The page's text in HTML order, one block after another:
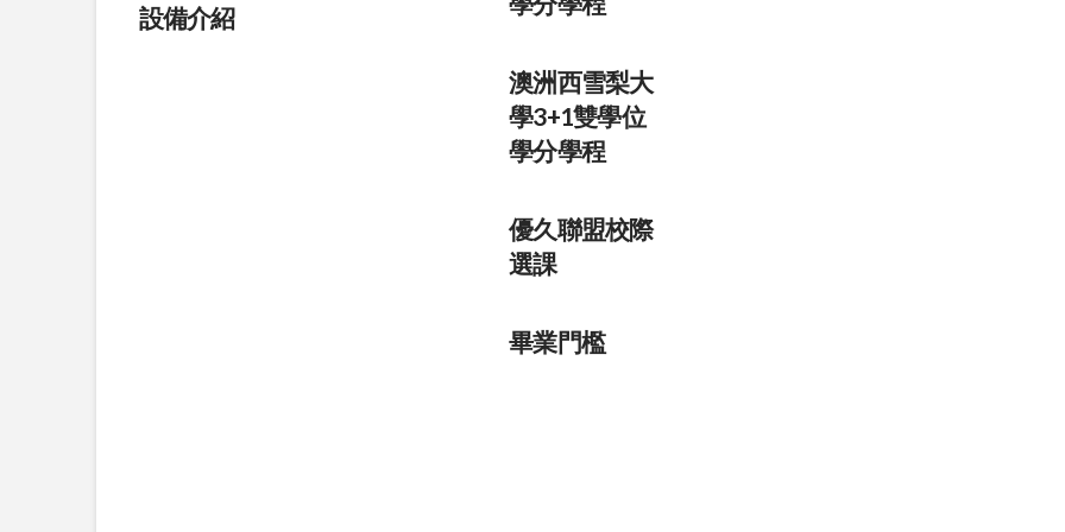
設備介紹
澳洲西雪梨大
學3+1雙學位
學分學程
優久聯盟校際
選課
畢業門檻